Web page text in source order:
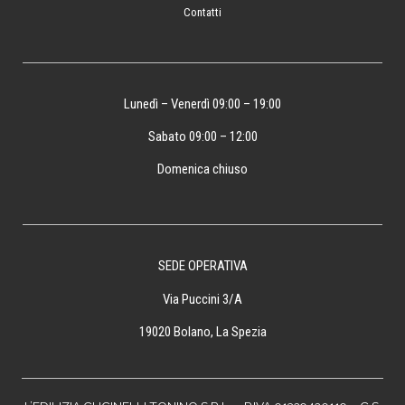
Contatti
Lunedì – Venerdì 09:00 – 19:00
Sabato 09:00 – 12:00
Domenica chiuso
SEDE OPERATIVA
Via Puccini 3/A
19020 Bolano, La Spezia